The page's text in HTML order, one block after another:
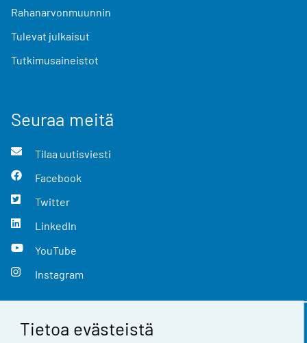
Tietoa evästeistä
Rahanarvonmuunnin
Tulevat julkaisut
Tutkimusaineistot
Seuraa meitä
Tilaa uutisviesti
Facebook
Twitter
LinkedIn
YouTube
Instagram
Yhteystiedot